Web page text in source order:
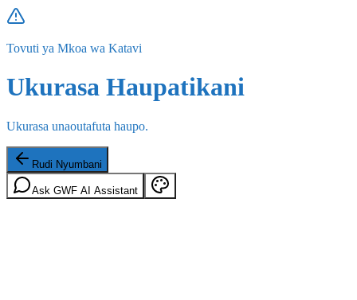
Tovuti ya Mkoa wa Katavi
Ukurasa Haupatikani
Ukurasa unaoutafuta haupo.
Rudi Nyumbani
Ask GWF AI Assistant